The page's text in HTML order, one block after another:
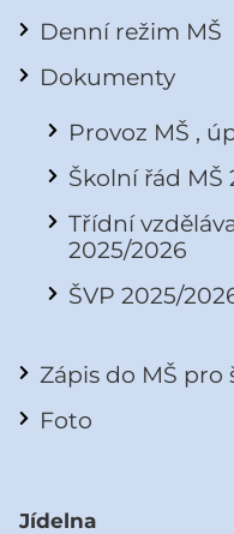
Denní režim MŠ
Dokumenty
Provoz MŠ ,
Školní řád MŠ
Třídní
2025/2026
ŠVP 2025/
Zápis do MŠ pro
Foto
Jídelna